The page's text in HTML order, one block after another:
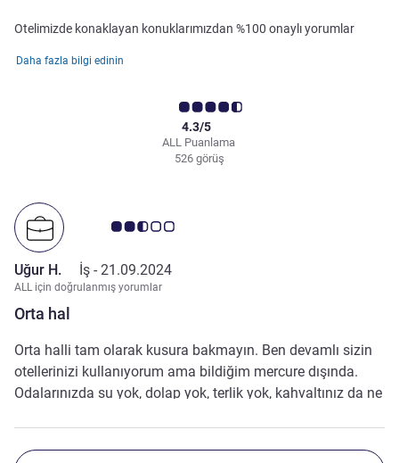
Otelimizde konaklayan konuklarımızdan %100 onaylı yorumlar
Daha fazla bilgi edinin
ALL Puanlama
4.3/5
526 görüş
Orta hal
Avis müşterileri puanı 2.5/5
Uğur H. İş - 21.09.2024
ALL için doğrulanmış yorumlar
Orta halli tam olarak kusura bakmayın. Ben devamlı sizin
otellerinizi kullanıyorum ama bildiğim mercure dışında.
Odalarınızda su yok, dolap yok, terlik yok, kahvaltınız da ne
günler